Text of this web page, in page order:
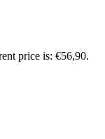
price is: €56,90.